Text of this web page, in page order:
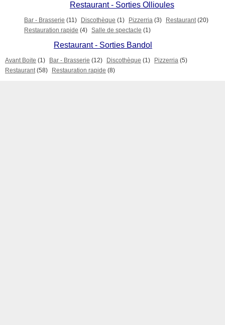
Restaurant - Sorties Ollioules
Bar - Brasserie (11) Discothèque (1) Pizzerria (3) Restaurant (20)
Restauration rapide (4) Salle de spectacle (1)
Restaurant - Sorties Bandol
Avant Boite (1) Bar - Brasserie (12) Discothèque (1) Pizzerria (5)
Restaurant (58) Restauration rapide (8)